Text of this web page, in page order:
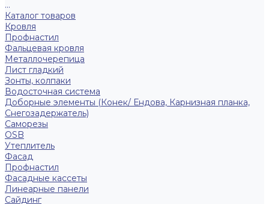
...
Каталог товаров
Кровля
Профнастил
Фальцевая кровля
Металлочерепица
Лист гладкий
Зонты, колпаки
Водосточная система
Доборные элементы (Конек/ Ендова, Карнизная планка,
Снегозадержатель)
Саморезы
ОSB
Утеплитель
Фасад
Профнастил
Фасадные кассеты
Линеарные панели
Сайдинг